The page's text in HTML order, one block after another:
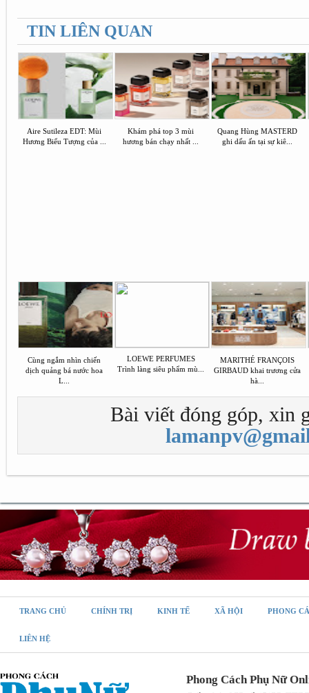
TIN LIÊN QUAN
Aire Sutileza EDT: Mùi
Hương Biểu Tượng của ...
Khám phá top 3 mùi
hương bán chạy nhất ...
Quang Hùng MASTERD
ghi dấu ấn tại sự kiê...
Cùng ngắm nhìn chiến
dịch quảng bá nước hoa
L...
LOEWE PERFUMES
Trình làng siêu phẩm mù...
MARITHÉ FRANÇOIS
GIRBAUD khai trương cửa
hà...
Bài viết đóng góp, xin
TRANG CHỦ CHÍNH TRỊ KINH TẾ XÃ HỘI PHONG
LIÊN HỆ
Phong Cách Phụ Nữ